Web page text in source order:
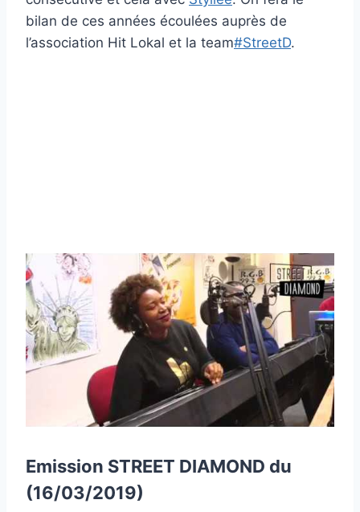
bilan de ces années écoulées auprès de
l’association Hit Lokal et la team#StreetD.
Emission STREET DIAMOND du
(16/03/2019)